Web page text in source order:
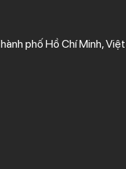
phố Hồ Chí Minh, Việt